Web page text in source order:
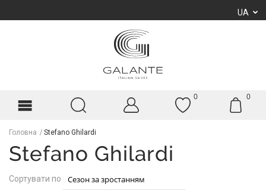
UA
0 0
Головна Stefano Ghilardi
Stefano Ghilardi
Сортувати по